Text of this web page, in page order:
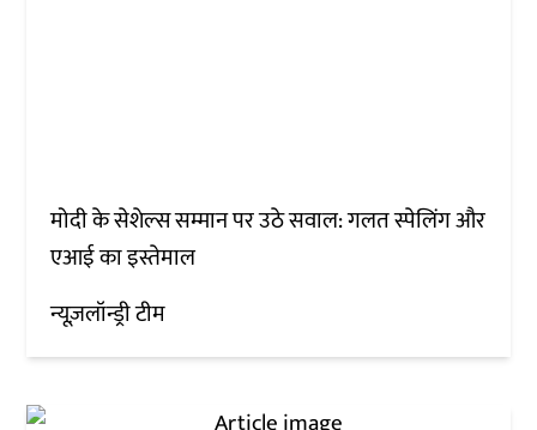
मोदी के सेशेल्स सम्मान पर उठे सवाल: गलत स्पेलिंग और
एआई का इस्तेमाल
न्यूज़लॉन्ड्री टीम